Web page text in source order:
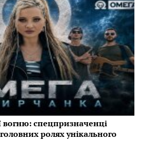
вогню: спецпризначенці
ролях унікального